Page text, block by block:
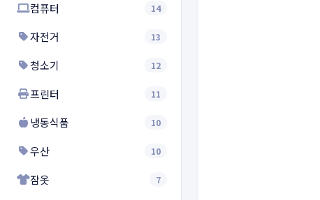
컴퓨터 14
자전거 13
청소기 12
프린터 11
냉동식품 10
우산 10
잠옷 7